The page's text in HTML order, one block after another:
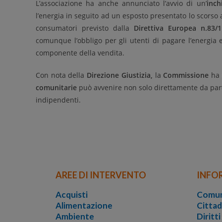
L’associazione ha anche annunciato l’avvio di un’
l’energia in seguito ad un esposto presentato lo scorso
consumatori previsto dalla Direttiva Europea n.83/
comunque l’obbligo per gli utenti di pagare
componente della vendita.
Con nota della Direzione Giustizia, la Commissione ha
comunitarie può avvenire non solo direttamente da
indipendenti.
AREE DI INTERVENTO
Acquisti
Alimentazione
Ambiente
Diritti